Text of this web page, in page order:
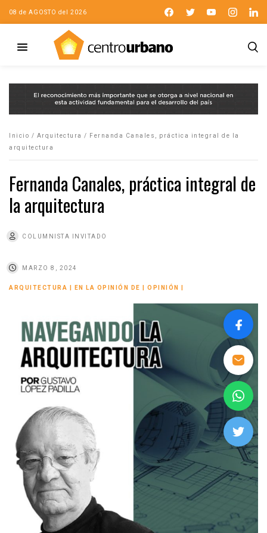
08 de AGOSTO del 2026
Inicio / Arquitectura /
Fernanda Canales, práctica integral de la
arquitectura
Fernanda Canales, práctica integral de
la arquitectura
COLUMNISTA INVITADO
MARZO 8, 2024
ARQUITECTURA EN LA OPINIÓN DE OPINIÓN